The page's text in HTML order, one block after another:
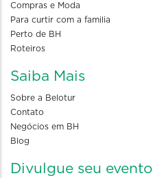
Compras e Moda
Para curtir com a familia
Perto de BH
Roteiros
Saiba Mais
Sobre a Belotur
Contato
Negócios em BH
Blog
Divulgue seu evento